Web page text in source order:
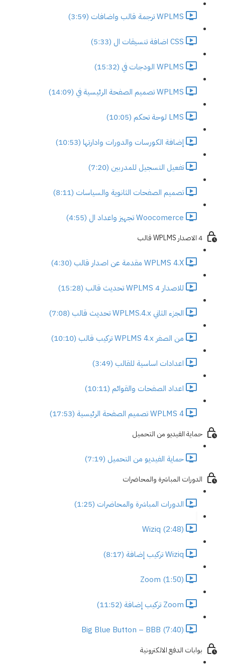
WPLMS ترجمة قالب واضافات (3:59)
CSS اضافة تنسيقات ال (5:33)
WPLMS الودجات في (15:32)
WPLMS تصميم الصفحة الرئيسية في (14:09)
LMS لوحة تحكم (10:05)
إضافة الكورسات والدورات وادارتها (10:53)
تفعيل التسجيل للمدربين (7:20)
تصميم الصفحات الثانوية والسياسات (8:11)
Woocomerce تجهيز واعداد ال (4:55)
4 الاصدار WPLMS قالب
WPLMS 4.X مقدمة عن اصدار قالب (4:30)
للاصدار 4 WPLMS تحديث قالب (15:28)
الجزء الثاني WPLMS.4.x تحديث قالب (7:08)
من الصفر WPLMS 4.x تركيب قالب (10:10)
اعدادات اساسية للقالب (3:49)
اعداد الصفحات والقوائم (10:11)
WPLMS 4 تصميم الصفحة الرئيسية (17:53)
حماية الفيديو من التحميل
حماية الفيديو من التحميل (7:19)
الدورات المباشرة والمحاضرات
الدورات المباشرة والمحاضرات (1:25)
Wiziq (2:48)
Wiziq تركيب إضافة (8:17)
Zoom (1:50)
Zoom تركيب إضافة (11:52)
Big Blue Button – BBB (7:40)
بوابات الدفع الالكترونية